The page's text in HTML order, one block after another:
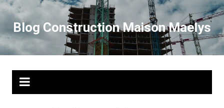
Aller
contenuBlog Construction Maison Maelys